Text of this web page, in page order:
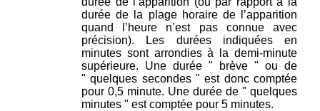
durée de la plage horaire de l’apparition
quand l’heure n’est pas connue avec
précision). Les durées indiquées en
minutes sont arrondies à la demi-minute
supérieure. Une durée " brève " ou de
" quelques secondes " est donc comptée
pour 0,5 minute. Une durée de " quelques
minutes " est comptée pour 5 minutes.